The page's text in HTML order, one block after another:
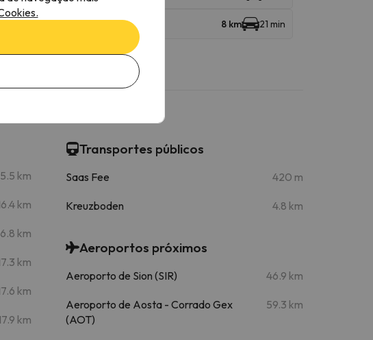
8 km 21 min
km
km
km
km
km
km
Transportes públicos
Saas Fee 420 m
Kreuzboden 4.8 km
Aeroportos próximos
Aeroporto de Sion (SIR) 46.9 km
Aeroporto de Aosta - Corrado Gex
(AOT)
59.3 km